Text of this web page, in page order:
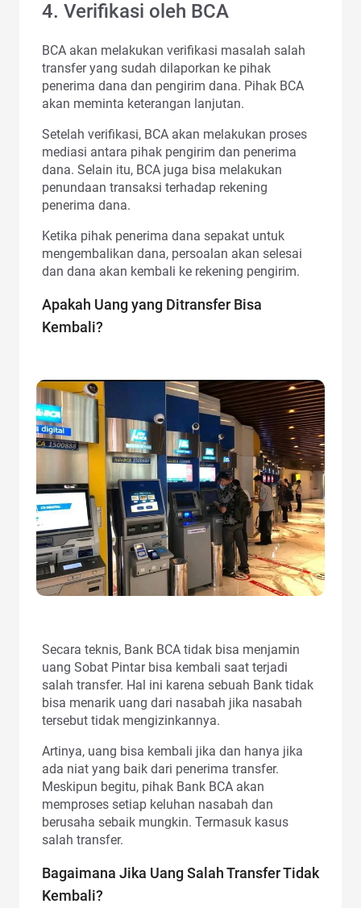
4. Verifikasi oleh BCA
BCA akan melakukan verifikasi masalah salah
transfer yang sudah dilaporkan ke pihak
penerima dana dan pengirim dana. Pihak BCA
akan meminta keterangan lanjutan.
Setelah verifikasi, BCA akan melakukan proses
mediasi antara pihak pengirim dan penerima
dana. Selain itu, BCA juga bisa melakukan
penundaan transaksi terhadap rekening
penerima dana.
Ketika pihak penerima dana sepakat untuk
mengembalikan dana, persoalan akan selesai
dan dana akan kembali ke rekening pengirim.
Apakah Uang yang Ditransfer Bisa
Kembali?
Secara teknis, Bank BCA tidak bisa menjamin
uang Sobat Pintar bisa kembali saat terjadi
salah transfer. Hal ini karena sebuah Bank tidak
bisa menarik uang dari nasabah jika nasabah
tersebut tidak mengizinkannya.
Artinya, uang bisa kembali jika dan hanya jika
ada niat yang baik dari penerima transfer.
Meskipun begitu, pihak Bank BCA akan
memproses setiap keluhan nasabah dan
berusaha sebaik mungkin. Termasuk kasus
salah transfer.
Bagaimana Jika Uang Salah Transfer Tidak
Kembali?